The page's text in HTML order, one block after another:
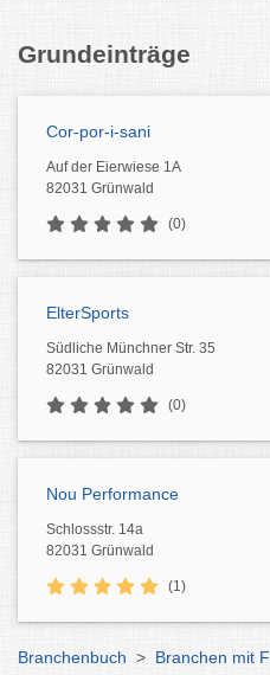
Grundeinträge
Cor-por-i-sani
Auf der Eierwiese 1A
82031 Grünwald
(0)
ElterSports
Südliche Münchner Str. 35
82031 Grünwald
(0)
Nou Performance
Schlossstr. 14a
82031 Grünwald
(1)
Branchenbuch > Branchen mit F